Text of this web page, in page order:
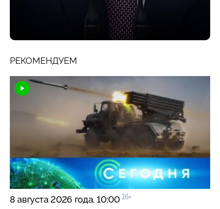
РЕКОМЕНДУЕМ
8 августа 2026 года. 10:00 16+